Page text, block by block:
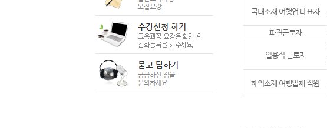
국내소재 여행업 대표자
파견근로자
일용직 근로자
해외소재 여행업체 직원